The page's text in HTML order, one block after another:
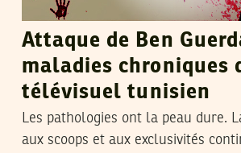
Attaque de Ben
maladies chroniques
télévisuel tunisien
Les pathologies ont la peau dure.
aux scoops et aux exclusivités